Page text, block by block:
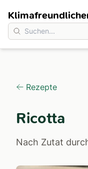
Rezepte
Ricotta
Nach Zutat